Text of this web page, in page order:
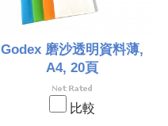
Godex 磨沙透明資料薄,
A4, 20頁
比較